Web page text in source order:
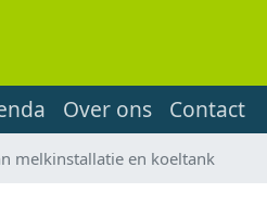
Over ons Contact
melkinstallatie en koeltank